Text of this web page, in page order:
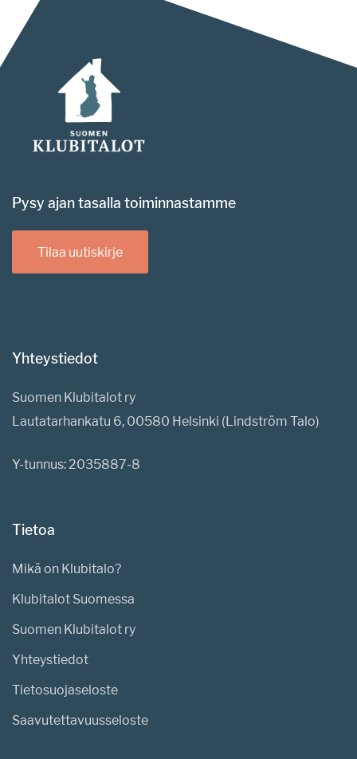
Pysy ajan tasalla toiminnastamme
Tilaa uutiskirje
Yhteystiedot
Suomen Klubitalot ry
Lautatarhankatu 6, 00580 Helsinki (Lindström Talo)
Y-tunnus: 2035887-8
Tietoa
Mikä on Klubitalo?
Klubitalot Suomessa
Suomen Klubitalot ry
Yhteystiedot
Tietosuojaseloste
Saavutettavuusseloste